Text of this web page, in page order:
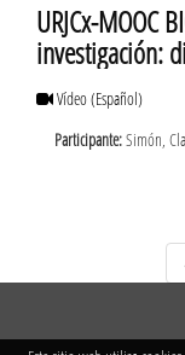
URJCx-MOOC
investigación:
Vídeo(Español)
Participante:Simón,